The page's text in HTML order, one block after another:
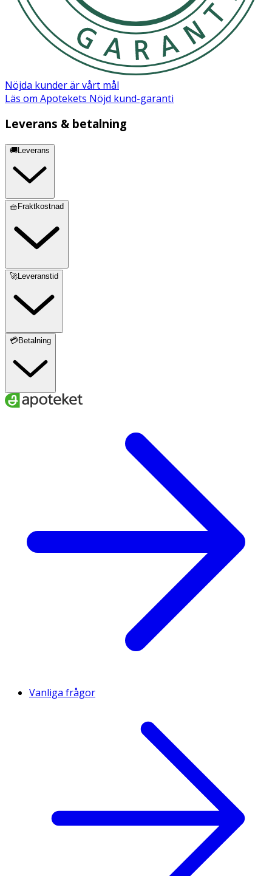
Nöjda kunder är vårt mål
Läs om Apotekets Nöjd kund-garanti
Leverans & betalning
🚚Leverans
🧺Fraktkostnad
🚀Leveranstid
💳Betalning
Vanliga frågor